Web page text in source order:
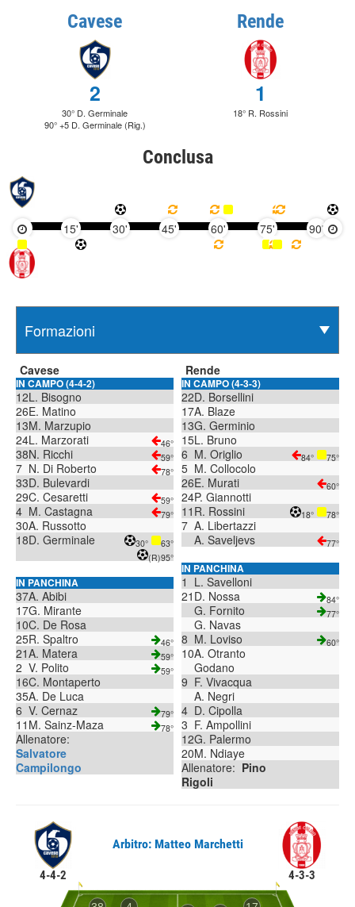
Cavese
2
30° D. Germinale
90° +5 D. Germinale (Rig.)
Rende
1
18° R. Rossini
Conclusa
15' 30' 45' 60' 75' 90'
Cavese
IN CAMPO (4-4-2)
12L. Bisogno
26E. Matino
13M. Marzupio
24L. Marzorati 46°
38N. Ricchi 59°
7 N. Di Roberto 78°
33D. Bulevardi
29C. Cesaretti 59°
4 M. Castagna 79°
30A. Russotto
18D. Germinale 30°
63°
(R)95°
IN PANCHINA
37A. Abibi
17G. Mirante
10C. De Rosa
25R. Spaltro 46°
21A. Matera 59°
2 V. Polito 59°
16C. Montaperto
35A. De Luca
6 V. Cernaz 79°
11 M. Sainz-Maza 78°
Allenatore:
Salvatore
Campilongo
Rende
IN CAMPO (4-3-3)
22D. Borsellini
17A. Blaze
13G. Germinio
15L. Bruno
6 M. Origlio 84° 75°
5 M. Collocolo
26E. Murati 60°
24P. Giannotti
11 R. Rossini 18° 78°
7 A. Libertazzi
A. Saveljevs
77°
IN PANCHINA
1 L. Savelloni
21 D. Nossa 84°
G. Fornito 77°
G. Navas
8 M. Loviso 60°
10A. Otranto
Godano
9 F. Vivacqua
A. Negri
4 D. Cipolla
3 F. Ampollini
12G. Palermo
20M. Ndiaye
Allenatore: Pino
Rigoli
4-4-2
Arbitro: Matteo Marchetti
4-3-3